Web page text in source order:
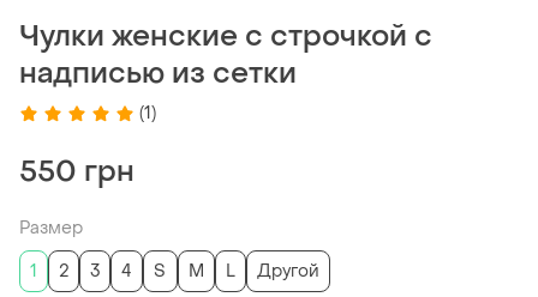
Чулки женские с строчкой с
надписью из сетки
(1)
550 грн
Размер
1
2 3 4 S M L Другой